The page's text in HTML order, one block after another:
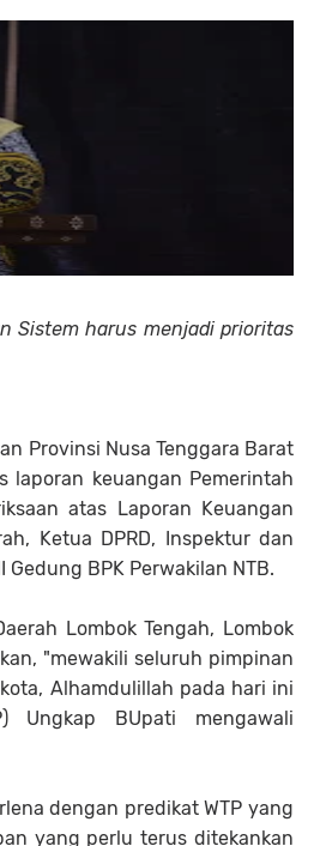
Sistem harus menjadi prioritas
Provinsi Nusa Tenggara Barat
laporan keuangan Pemerintah
atas Laporan Keuangan
Ketua DPRD, Inspektur dan
BPK Perwakilan NTB.
Lombok Tengah, Lombok
"mewakili seluruh pimpinan
Alhamdulillah pada hari ini
Ungkap BUpati mengawali
dengan predikat WTP yang
yang perlu terus ditekankan